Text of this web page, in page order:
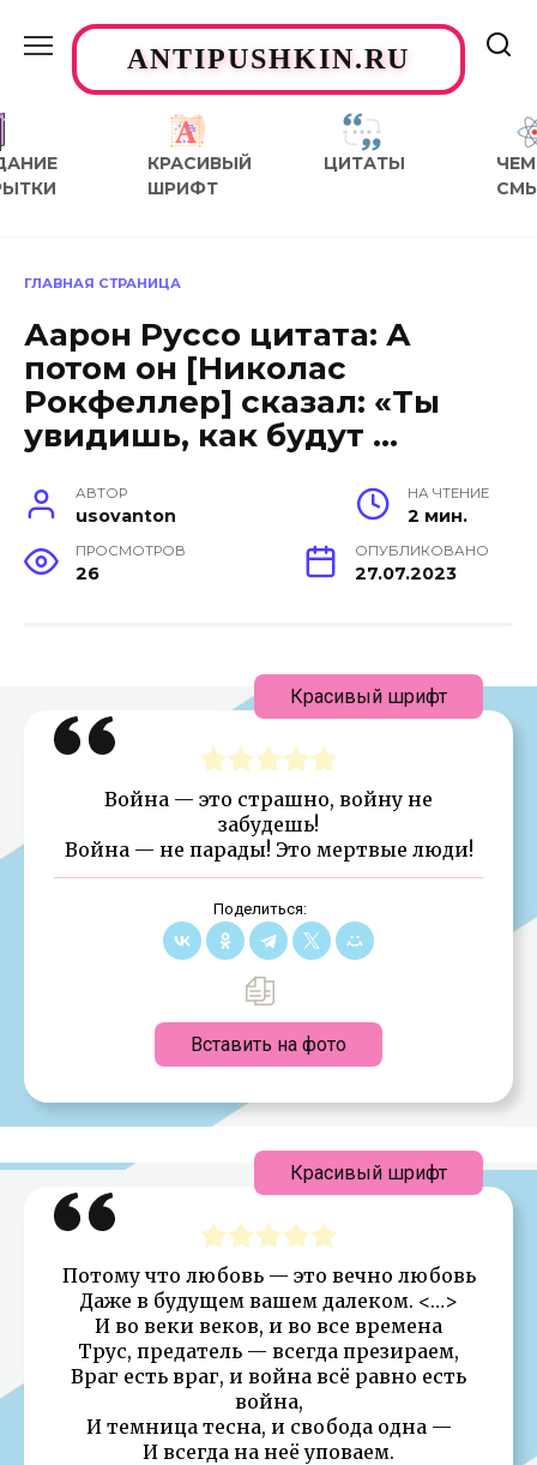
содержаниюANTIPUSHKIN.RU
КРАСИВЫЙ
ШРИФТ
ЦИТАТЫ
ЧЕМ
ГЛАВНАЯ СТРАНИЦА
Аарон Руссо цитата: А
потом он [Николас
Рокфеллер] сказал: «Ты
увидишь, как будут …
АВТОР
usovanton
НА ЧТЕНИЕ
2 мин.
ПРОСМОТРОВ
26
ОПУБЛИКОВАНО
27.07.2023
Война — это страшно, войну не
забудешь!
Война — не парады! Это мертвые люди!
Поделиться:
Вставить на фото
Красивый шрифт
Потому что любовь — это вечно любовь
Даже в будущем вашем далеком. <…>
И во веки веков, и во все времена
Трус, предатель — всегда презираем,
Враг есть враг, и война всё равно есть
война,
И темница тесна, и свобода одна —
И всегда на неё уповаем.
Красивый шрифт